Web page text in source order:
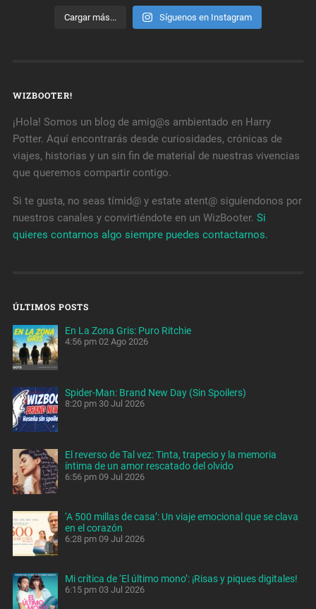
Cargar más... Síguenos en Instagram
WIZBOOTER!
¡Hola! Somos un blog de amig@s ambientado en Harry
Potter. Aquí encontrarás desde curiosidades, crónicas de
viajes, historias y un sin fin de material de nuestras vivencias
que queremos compartir contigo.
Si te gusta, no seas tímid@ y estate atent@ siguíendonos por
nuestros canales y convirtiéndote en un WizBooter. Si
quieres contarnos algo siempre puedes contactarnos.
ÚLTIMOS POSTS
En La Zona Gris: Puro Ritchie
4:56 pm 02 Ago 2026
Spider-Man: Brand New Day (Sin Spoilers)
8:20 pm 30 Jul 2026
El reverso de Tal vez: Tinta, trapecio y la memoria
íntima de un amor rescatado del olvido
6:56 pm 09 Jul 2026
‘A 500 millas de casa’: Un viaje emocional que se clava
en el corazón
6:28 pm 09 Jul 2026
Mi crítica de ‘El último mono’: ¡Risas y piques digitales!
6:15 pm 03 Jul 2026